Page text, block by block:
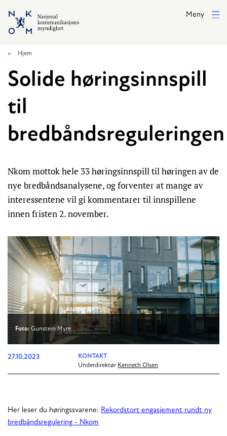
Hopp til hovedinnhold
Meny
Hjem
Solide høringsinnspill
til
bredbåndsreguleringen
Nkom mottok hele 33 høringsinnspill til høringen av de
nye bredbåndsanalysene, og forventer at mange av
interessentene vil gi kommentarer til innspillene
innen fristen 2. november.
Foto: Gunstein Myre
27.10.2023
KONTAKT
Underdirektør Kenneth Olsen
Her leser du høringssvarene: Rekordstort engasjement rundt ny
bredbåndsregulering - Nkom